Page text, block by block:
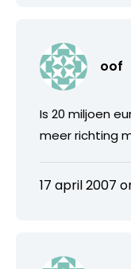
oof
Is 20 miljoen
meer richting
17 april 2007